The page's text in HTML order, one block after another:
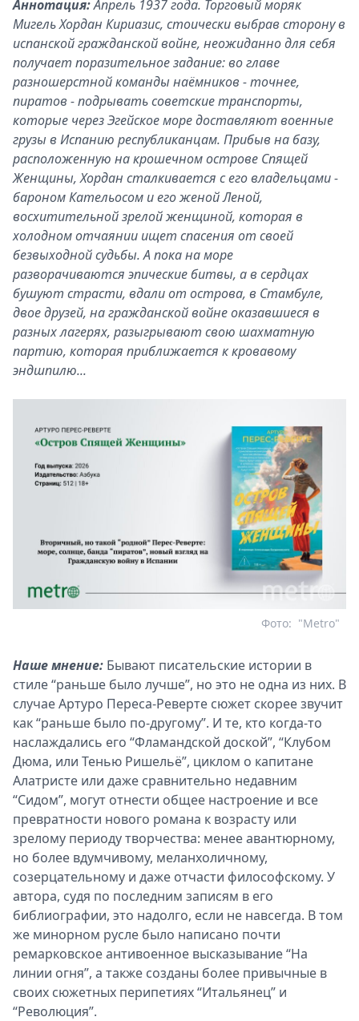
Аннотация:Апрель 1937 года. Торговый моряк
Мигель Хордан Кириазис, стоически выбрав сторону в
испанской гражданской войне, неожиданно для себя
получает поразительное задание: во главе
разношерстной команды наёмников - точнее,
пиратов - подрывать советские транспорты,
которые через Эгейское море доставляют военные
грузы в Испанию республиканцам. Прибыв на базу,
расположенную на крошечном острове Спящей
Женщины, Хордан сталкивается с его владельцами -
бароном Кательосом и его женой Леной,
восхитительной зрелой женщиной, которая в
холодном отчаянии ищет спасения от своей
безвыходной судьбы. А пока на море
разворачиваются эпические битвы, а в сердцах
бушуют страсти, вдали от острова, в Стамбуле,
двое друзей, на гражданской войне оказавшиеся в
разных лагерях, разыгрывают свою шахматную
партию, которая приближается к кровавому
эндшпилю...
"Metro"
Фото:
Наше мнение: Бывают писательские истории в
стиле “раньше было лучше”, но это не одна из них. В
случае Артуро Переса-Реверте сюжет скорее звучит
как “раньше было по-другому”. И те, кто когда-то
наслаждались его “Фламандской доской”, “Клубом
Дюма, или Тенью Ришельё”, циклом о капитане
Алатристе или даже сравнительно недавним
“Сидом”, могут отнести общее настроение и все
превратности нового романа к возрасту или
зрелому периоду творчества: менее авантюрному,
но более вдумчивому, меланхоличному,
созерцательному и даже отчасти философскому. У
автора, судя по последним записям в его
библиографии, это надолго, если не навсегда. В том
же минорном русле было написано почти
ремарковское антивоенное высказывание “На
линии огня”, а также созданы более привычные в
своих сюжетных перипетиях “Итальянец” и
“Революция”.